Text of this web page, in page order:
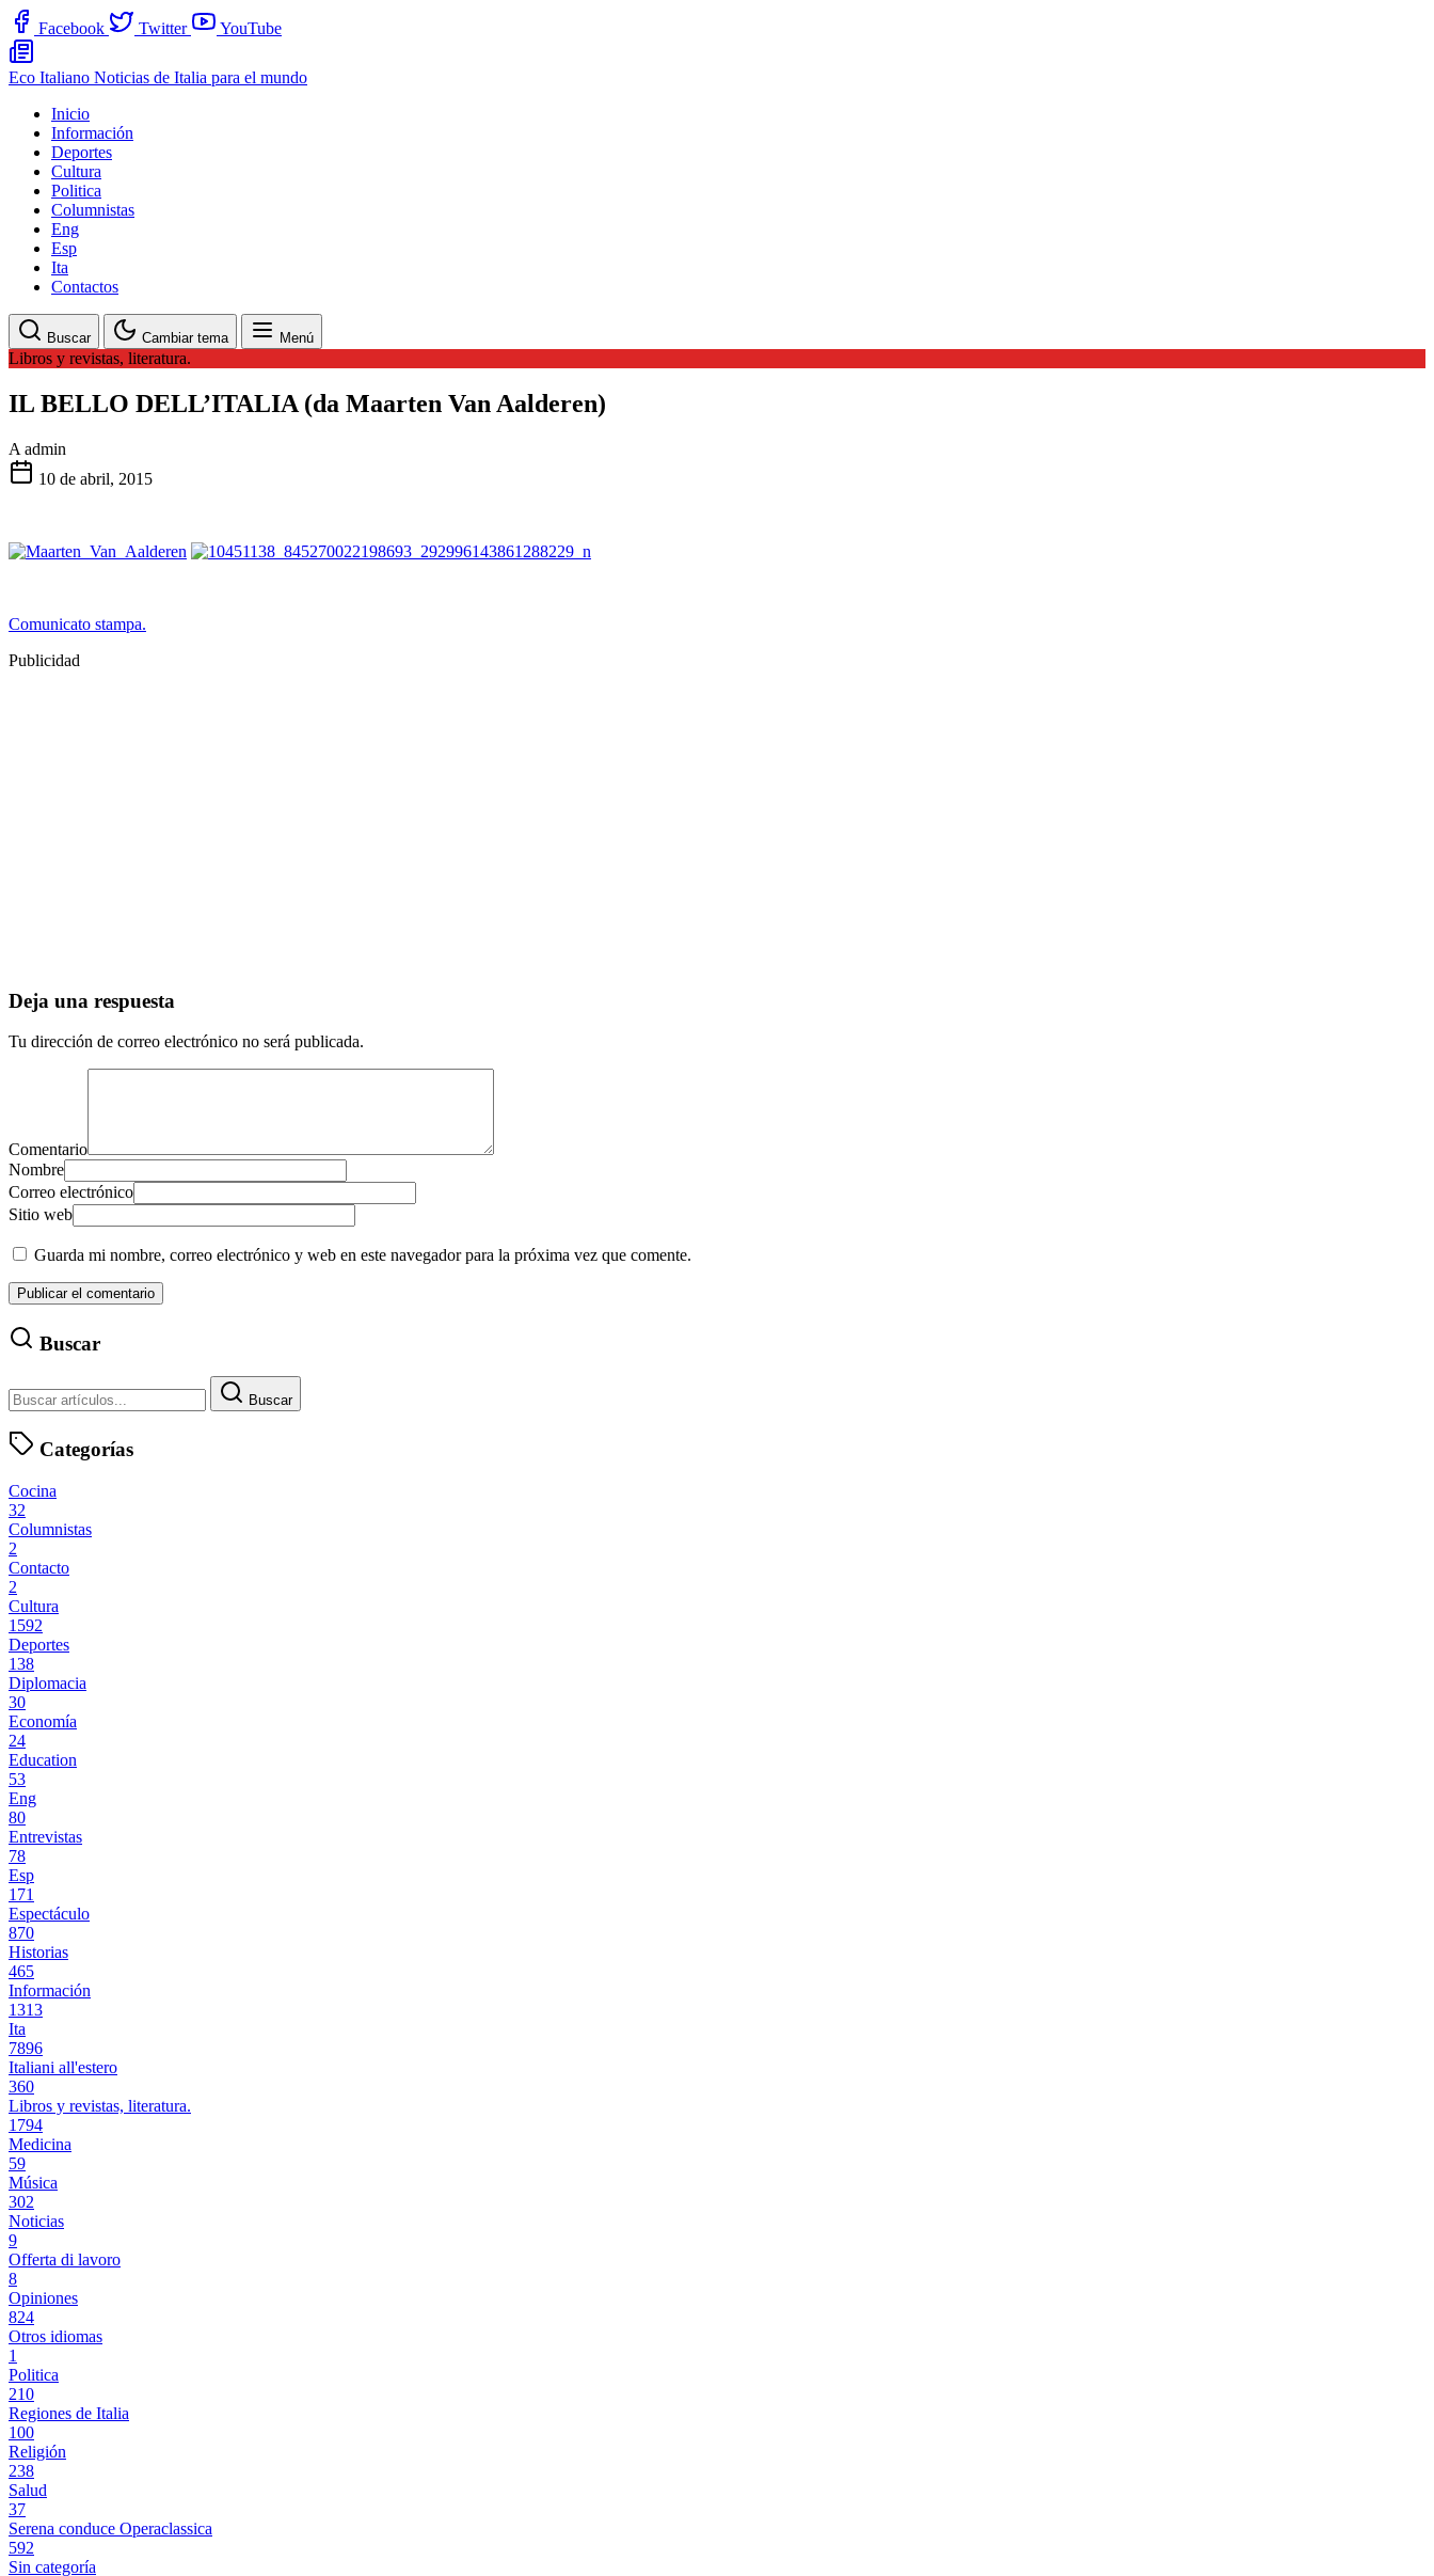
Facebook Twitter YouTube
Eco Italiano Noticias de Italia para el mundo
Inicio
Información
Deportes
Cultura
Politica
Columnistas
Eng
Esp
Ita
Contactos
Buscar Cambiar tema Menú
Libros y revistas, literatura.
IL BELLO DELL’ITALIA (da Maarten Van Aalderen)
A admin
10 de abril, 2015
Comunicato stampa.
Publicidad
Deja una respuesta
Tu dirección de correo electrónico no será publicada.
Comentario
Nombre
Correo electrónico
Sitio web
Guarda mi nombre, correo electrónico y web en este navegador para la próxima vez que comente.
Buscar
Buscar
Categorías
Cocina
32
Columnistas
2
Contacto
2
Cultura
1592
Deportes
138
Diplomacia
30
Economía
24
Education
53
Eng
80
Entrevistas
78
Esp
171
Espectáculo
870
Historias
465
Información
1313
Ita
7896
Italiani all'estero
360
Libros y revistas, literatura.
1794
Medicina
59
Música
302
Noticias
9
Offerta di lavoro
8
Opiniones
824
Otros idiomas
1
Politica
210
Regiones de Italia
100
Religión
238
Salud
37
Serena conduce Operaclassica
592
Sin categoría